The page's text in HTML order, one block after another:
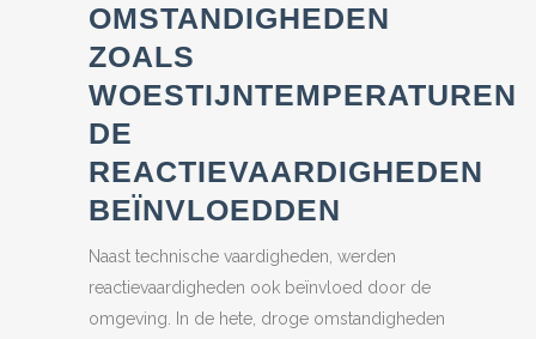
OMSTANDIGHEDEN
ZOALS
WOESTIJNTEMPERATUREN
DE
REACTIEVAARDIGHEDEN
BEÏNVLOEDDEN
Naast technische vaardigheden, werden
reactievaardigheden ook beïnvloed door de
omgeving. In de hete, droge omstandigheden